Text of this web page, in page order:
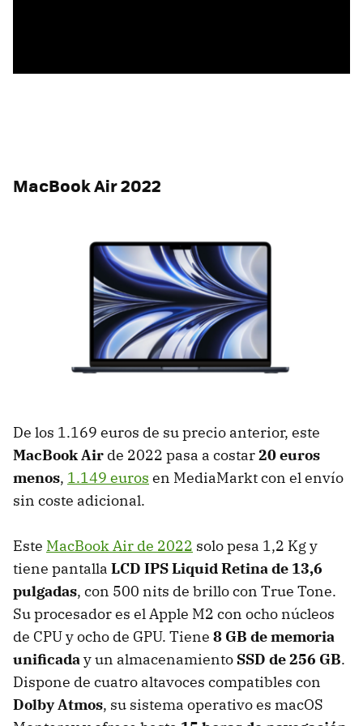
MacBook Air 2022
De los 1.169 euros de su precio anterior, este
MacBook Air de 2022 pasa a costar20 euros
menos, 1.149 euros en MediaMarkt con el envío
sin coste adicional.
Este MacBook Air de 2022 solo pesa 1,2 Kg y
tiene pantalla LCD IPS Liquid Retina de 13,6
pulgadas, con 500 nits de brillo con True Tone.
Su procesador es el Apple M2 con ocho núcleos
de CPU y ocho de GPU. Tiene 8 GB de memoria
unificaday un almacenamiento SSD de 256 GB.
Dispone de cuatro altavoces compatibles con
Dolby Atmos, su sistema operativo es macOS